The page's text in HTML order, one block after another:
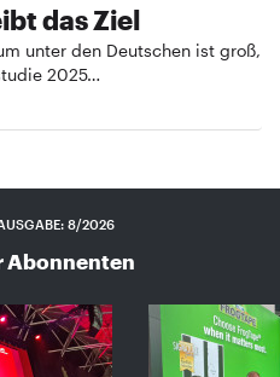
das Ziel
unter den Deutschen ist groß,
2025…
8/2026
Abonnenten